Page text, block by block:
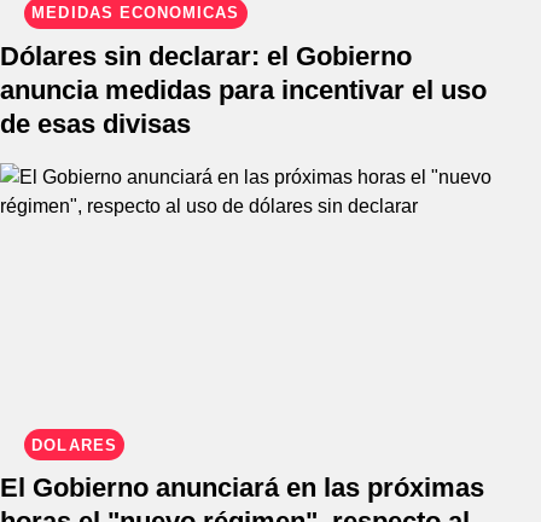
MEDIDAS ECONÓMICAS
Dólares sin declarar: el Gobierno
anuncia medidas para incentivar el uso
de esas divisas
DÓLARES
El Gobierno anunciará en las próximas